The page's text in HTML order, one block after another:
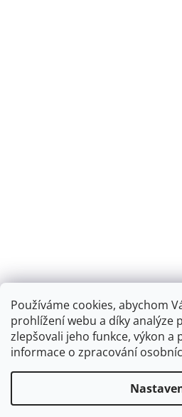
Používáme cookies, abychom
prohlížení webu a díky analýze
zlepšovali jeho funkce, výkon a
informace o zpracování